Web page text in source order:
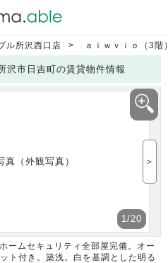
ル所沢西口店 ａｉｗｖｉｏ（3階
沢市日吉町の賃貸物件情報
1/20
＞
ームセキュリティ全部屋完備。オー
ト付き。築浅。白を基調とした明る